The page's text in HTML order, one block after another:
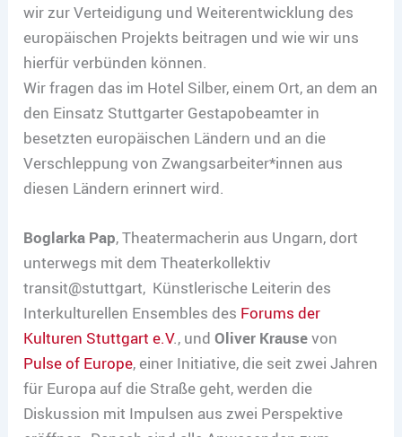
wir zur Verteidigung und Weiterentwicklung des
europäischen Projekts beitragen und wie wir uns
hierfür verbünden können.
Wir fragen das im Hotel Silber, einem Ort, an dem an
den Einsatz Stuttgarter Gestapobeamter in
besetzten europäischen Ländern und an die
Verschleppung von Zwangsarbeiter*innen aus
diesen Ländern erinnert wird.
Boglarka Pap, Theatermacherin aus Ungarn, dort
unterwegs mit dem Theaterkollektiv
transit@stuttgart, Künstlerische Leiterin des
Interkulturellen Ensembles des Forums der
Kulturen Stuttgart e.V., undOliver Krausevon
Pulse of Europe, einer Initiative, die seit zwei Jahren
für Europa auf die Straße geht, werden die
Diskussion mit Impulsen aus zwei Perspektive